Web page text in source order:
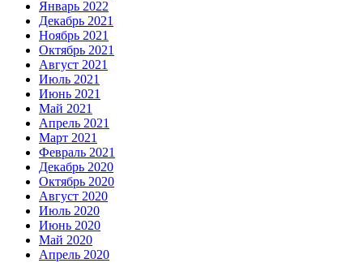
Январь 2022
Декабрь 2021
Ноябрь 2021
Октябрь 2021
Август 2021
Июль 2021
Июнь 2021
Май 2021
Апрель 2021
Март 2021
Февраль 2021
Декабрь 2020
Октябрь 2020
Август 2020
Июль 2020
Июнь 2020
Май 2020
Апрель 2020